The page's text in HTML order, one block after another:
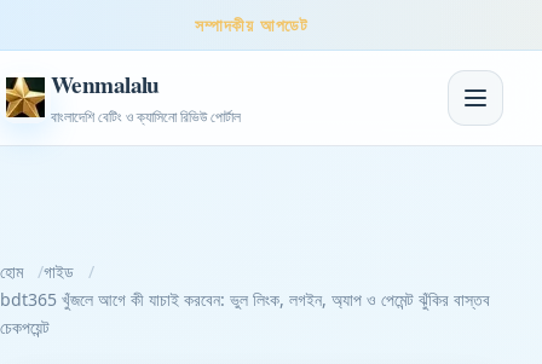
সম্পাদকীয় আপডেট
Wenmalalu
বাংলাদেশি বেটিং ও ক্যাসিনো রিভিউ পোর্টাল
নেভিগেশন
হোম
গাইড
bdt365 খুঁজলে আগে কী যাচাই করবেন: ভুল লিংক, লগইন, অ্যাপ ও পেমেন্ট ঝুঁকির বাস্তব
চেকপয়েন্ট